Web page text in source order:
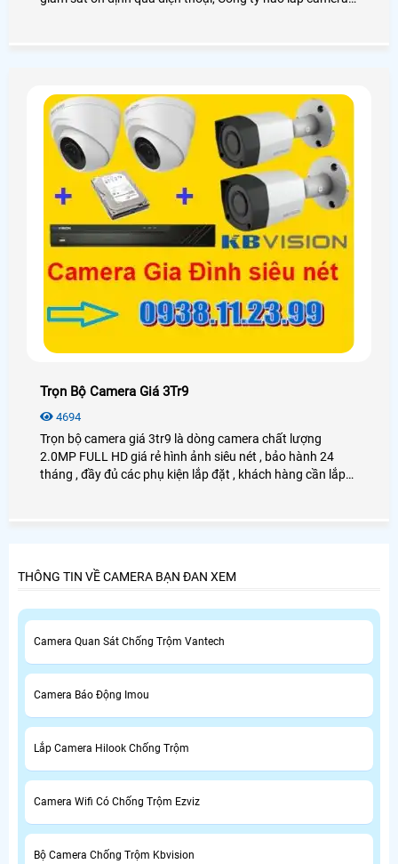
Trọn Bộ Camera Giá 3Tr9
4694
Trọn bộ camera giá 3tr9 là dòng camera chất lượng
2.0MP FULL HD giá rẻ hình ảnh siêu nét , bảo hành 24
tháng , đầy đủ các phụ kiện lắp đặt , khách hàng cần lắp
THÔNG TIN VỀ CAMERA BẠN ĐAN XEM
Camera Quan Sát Chống Trộm Vantech
Camera Báo Động Imou
Lắp Camera Hilook Chống Trộm
Camera Wifi Có Chống Trộm Ezviz
Bộ Camera Chống Trộm Kbvision